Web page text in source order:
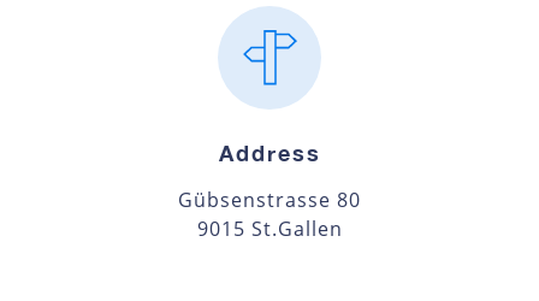
Address
Gübsenstrasse 80
9015 St.Gallen